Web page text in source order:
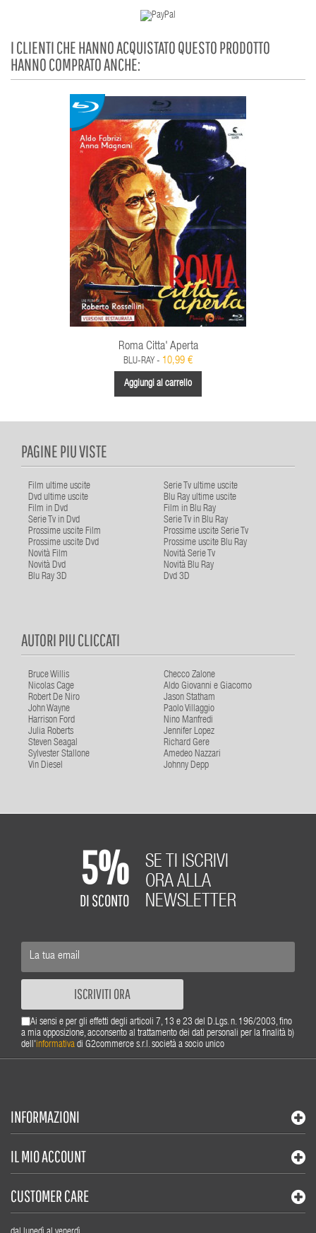
I CLIENTI CHE HANNO ACQUISTATO QUESTO PRODOTTO
HANNO COMPRATO ANCHE:
Roma Citta' Aperta
BLU-RAY - 10,99 €
Aggiungi al carrello
PAGINE PIU VISTE
Film ultime uscite
Serie Tv ultime uscite
Dvd ultime uscite
Blu Ray ultime uscite
Film in Dvd
Film in Blu Ray
Serie Tv in Dvd
Serie Tv in Blu Ray
Prossime uscite Film
Prossime uscite Serie Tv
Prossime uscite Dvd
Prossime uscite Blu Ray
Novità Film
Novità Serie Tv
Novità Dvd
Novità Blu Ray
Blu Ray 3D
Dvd 3D
AUTORI PIU CLICCATI
Bruce Willis
Checco Zalone
Nicolas Cage
Aldo Giovanni e Giacomo
Robert De Niro
Jason Statham
John Wayne
Paolo Villaggio
Harrison Ford
Nino Manfredi
Julia Roberts
Jennifer Lopez
Steven Seagal
Richard Gere
Sylvester Stallone
Amedeo Nazzari
Vin Diesel
Johnny Depp
5%
DI SCONTO
SE TI ISCRIVI
ORA ALLA
NEWSLETTER
ISCRIVITI ORA
Ai sensi e per gli effetti degli articoli 7, 13 e 23 del D.Lgs. n. 196/2003, fino
a mia opposizione, acconsento al trattamento dei dati personali per la finalità b)
dell'informativa di G2commerce s.r.l. società a socio unico
INFORMAZIONI
IL MIO ACCOUNT
CUSTOMER CARE